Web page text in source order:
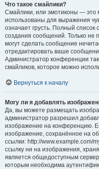
Что такое смайлики?
Смайлики, или эмотиконы — это
использованы для выражения
означает грусть. Полный
создания сообщений. Только не
могут сделать сообщение
отредактировать ваше
Администратор конференции
смайликов, которое можно
Вернуться к началу
Могу ли я добавлять
Да, вы можете размещать
администратор разрешил
изображение на конференцию.
изображение, сохранённое на
ссылки: http://www.example.com/
ссылку ни на изображения,
является общедоступным
которым необходима